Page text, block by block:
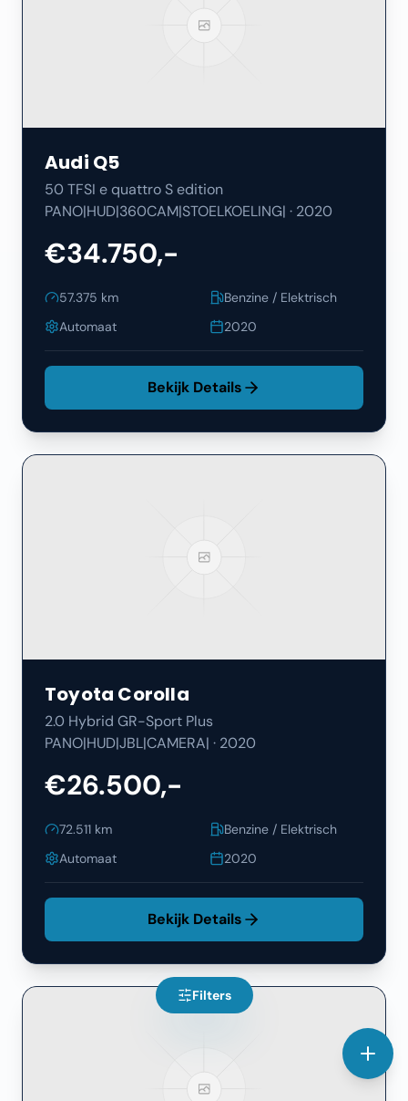
Audi Q5
50 TFSI e quattro S edition
PANO|HUD|360CAM|STOELKOELING| · 2020
€34.750,-
57.375 km
Benzine / Elektrisch
Automaat
2020
Bekijk Details
Toyota Corolla
2.0 Hybrid GR-Sport Plus
PANO|HUD|JBL|CAMERA| · 2020
€26.500,-
72.511 km
Benzine / Elektrisch
Automaat
2020
Bekijk Details
Filters